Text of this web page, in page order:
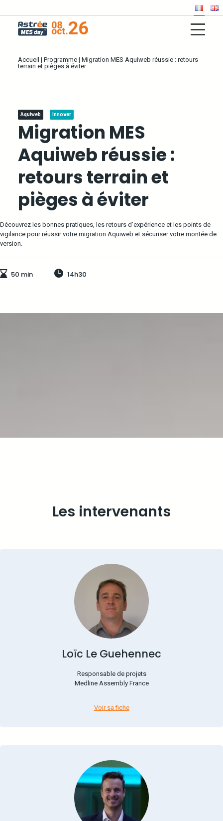
Accueil | Programme| Migration MES Aquiweb réussie : retours
terrain et pièges à éviter
Aquiweb Innover
Migration MES
Aquiweb réussie :
retours terrain et
pièges à éviter
Découvrez les bonnes pratiques, les retours d’expérience et les points de
vigilance pour réussir votre migration Aquiweb et sécuriser votre montée de
version.
50 min 14h30
Les intervenants
Loïc Le Guehennec
Responsable de projets
Medline Assembly France
Voir sa fiche